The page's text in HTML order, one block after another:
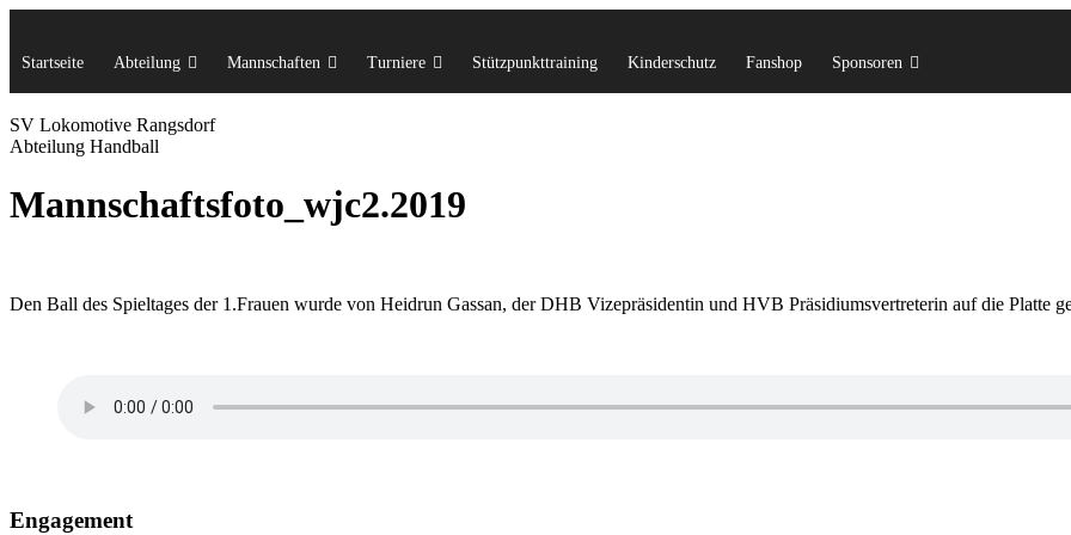
Startseite Abteilung Mannschaften Turniere Stützpunkttraining Kinderschutz Fanshop Sponsoren
SV Lokomotive Rangsdorf
Abteilung Handball
Mannschaftsfoto_wjc2.2019
Den Ball des Spieltages der 1.Frauen wurde von Heidrun Gassan, der DHB Vizepräsidentin und HVB Präsidiumsvertreterin auf die Platte
Engagement